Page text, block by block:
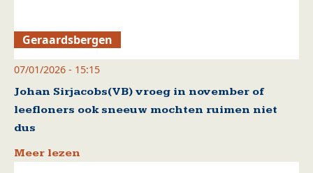
Geraardsbergen
07/01/2026 - 15:15
Johan Sirjacobs(VB) vroeg in november of
leefloners ook sneeuw mochten ruimen niet
dus
Meer lezen